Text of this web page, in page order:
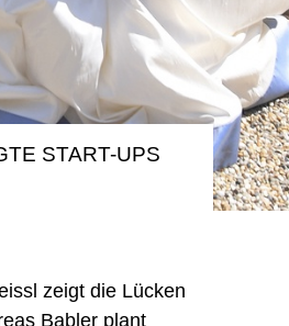
START-UPS
zeigt die Lücken
Babler plant